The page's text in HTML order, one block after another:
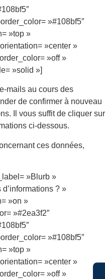
»#108bf5″
»top »
»center »
»off »
»solid »]
mails au cours des
de confirmer à nouveau
Il vous suffit de cliquer sur
ci-dessous.
ces données,
»Blurb »
? »
»on »
»#2ea3f2″
»#108bf5″
»top »
»center »
»off »